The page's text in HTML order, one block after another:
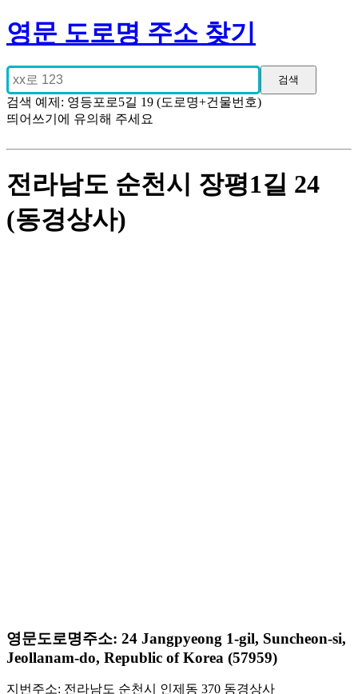
영문 도로명 주소 찾기
검색 예제: 영등포로5길 19 (도로명+건물번호)
띄어쓰기에 유의해 주세요
전라남도 순천시 장평1길 24
(동경상사)
영문도로명주소: 24 Jangpyeong 1-gil, Suncheon-si,
Jeollanam-do, Republic of Korea (57959)
지번주소: 전라남도 순천시 인제동 370 동경상사